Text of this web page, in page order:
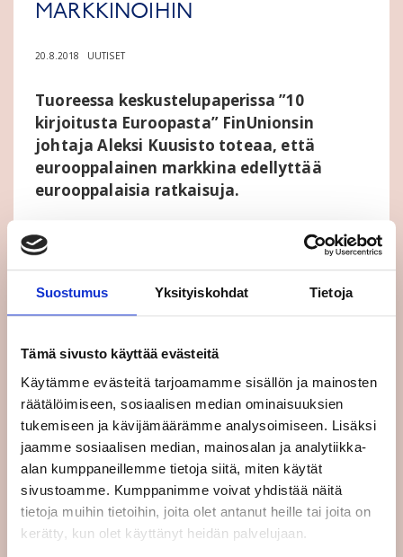
Suostumus Yksityiskohdat Tietoja
Tämä sivusto käyttää evästeitä
Käytämme evästeitä tarjoamamme sisällön ja mainosten
räätälöimiseen, sosiaalisen median ominaisuuksien
tukemiseen ja kävijämäärämme analysoimiseen. Lisäksi
jaamme sosiaalisen median, mainosalan ja analytiikka-
alan kumppaneillemme tietoja siitä, miten käytät
sivustoamme. Kumppanimme voivat yhdistää näitä
tietoja muihin tietoihin, joita olet antanut heille tai joita on
kerätty, kun olet käyttänyt heidän palvelujaan.
MARKKINOIHIN
20.8.2018 UUTISET
Tuoreessa keskustelupaperissa ”10
kirjoitusta Euroopasta” FinUnionsin
johtaja Aleksi Kuusisto toteaa, että
eurooppalainen markkina edellyttää
eurooppalaisia ratkaisuja.
Kuusiston mukaan EU:n sisämarkkinoiden
avaamisen ohella tulisi keskittyä kitkemään
palkka- ja työehtokilpailua, jotka heikentävät
kansalaisten hyvinvointia.
Näin saataisiin aikaan kaikkia hyödyttävää,
kestävää kasvua.
Tulevan Turun Eurooppa-foorumin edellä
julkaistussa keskustelupaperissa ”10
kirjoitusta Euroopasta” pohtivat Suomen ja
EU:n tulevaisuutta Kuusiston lisäksi muun
muassaAntti Häkkänen,Olli Rehn, Pertti
SalolainenjaTaneli Lahti .